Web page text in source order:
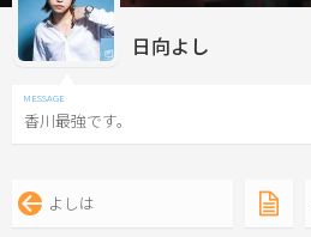
日向よし
香川最強です。
よしは